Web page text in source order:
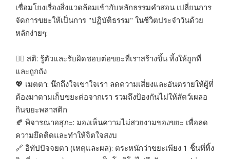
เชื่อมโยงเรื่องสิ่งแวดล้อมเข้ากับหลักธรรมคำสอน เปลี่ยนการ
จัดการขยะให้เป็นการ "ปฏิบัติธรรม" ในชีวิตประจำวันด้วย
หลักง่ายๆ:
🧘‍♂️ สติ: รู้ตัวและรับผิดชอบต่อขยะที่เราสร้างขึ้น ทิ้งให้ถูกที่
และถูกถัง
💖 เมตตา: นึกถึงใจเขาใจเรา ลดความเสี่ยงและอันตรายให้ผู้ที่
ต้องมาตามเก็บขยะต่อจากเรา รวมถึงป้องกันไม่ให้สัตว์เผลอ
กินขยะพลาสติก
🍂 พิจารณาอสุภะ: มองเห็นความไม่สวยงามของขยะ เพื่อลด
ความยึดติดและทำให้จิตใจสงบ
🔗 อิทัปปัจจยตา (เหตุและผล): ตระหนักว่าขยะเพียง 1 ชิ้นที่ทิ้ง